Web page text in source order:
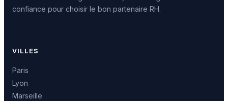
confiance pour choisir le bon partenaire RH.
VILLES
Paris
Lyon
Marseille